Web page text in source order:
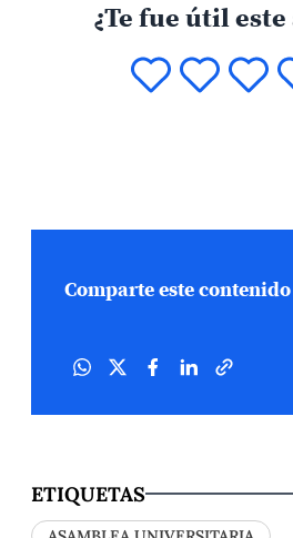
¿Te fue útil
Comparte este contenido
ETIQUETAS